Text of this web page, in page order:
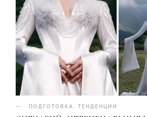
ПОДГОТОВКА ТЕНДЕНЦИИ